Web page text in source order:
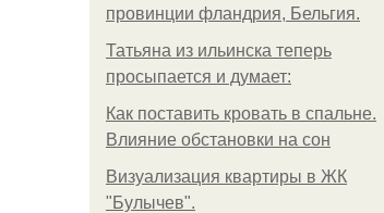
провинции фландрия, Бельгия.
Татьяна из ильинска теперь
просыпается и думает:
Как поставить кровать в спальне.
Влияние обстановки на сон
Визуализация квартиры в ЖК
"Булычев".